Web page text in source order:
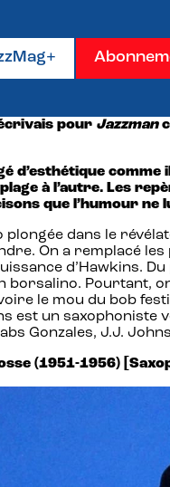
pour Jazzman
d’esthétique
à l’autre. Les
que l’humour
plongée dans le
On a remplacé
d’Hawkins.
borsalino. Pourtant,
le mou du bob
est un saxophoniste
Gonzales, J.J.
(1951-1956)